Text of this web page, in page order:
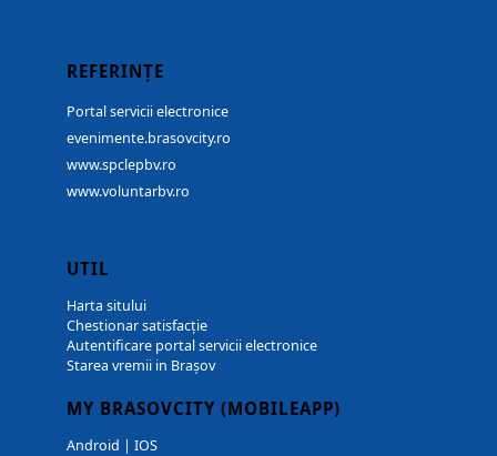
REFERINȚE
Portal servicii electronice
evenimente.brasovcity.ro
www.spclepbv.ro
www.voluntarbv.ro
UTIL
Harta sitului
Chestionar satisfacție
Autentificare portal servicii electronice
Starea vremii in Brașov
MY BRASOVCITY (MOBILEAPP)
Android | IOS